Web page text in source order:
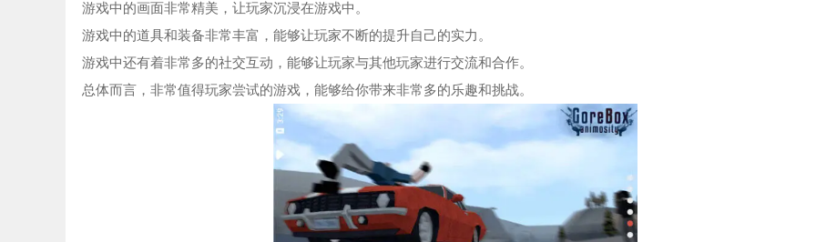
游戏中的画面非常精美，让玩家沉浸在游戏中。
游戏中的道具和装备非常丰富，能够让玩家不断的提升自己的实力。
游戏中还有着非常多的社交互动，能够让玩家与其他玩家进行交流和合作。
总体而言，非常值得玩家尝试的游戏，能够给你带来非常多的乐趣和挑战。